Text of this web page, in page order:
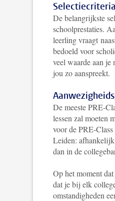
Selectiecriteria
De belangrijkste
schoolprestaties.
leerling vraagt
bedoeld voor
veel waarde aan
jou zo aanspreekt.
De meeste PRE-
lessen zal moeten
voor de PRE-
Leiden:
dan in de
Op het moment
dat je bij elk
omstandigheden